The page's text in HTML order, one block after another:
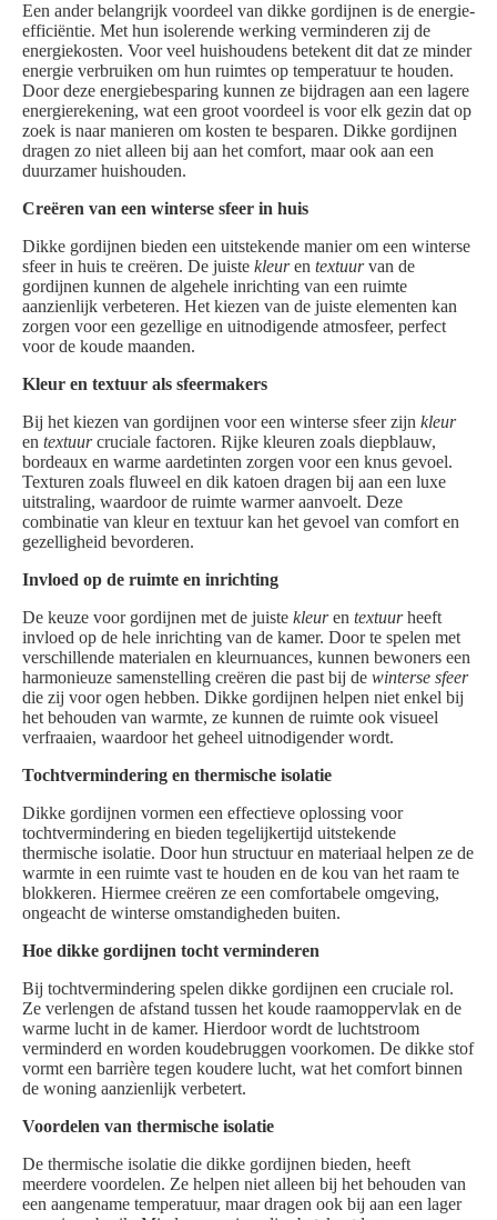
Een ander belangrijk voordeel van dikke gordijnen is de energie-
efficiëntie. Met hun isolerende werking verminderen zij de
energiekosten. Voor veel huishoudens betekent dit dat ze minder
energie verbruiken om hun ruimtes op temperatuur te houden.
Door deze energiebesparing kunnen ze bijdragen aan een lagere
energierekening, wat een groot voordeel is voor elk gezin dat op
zoek is naar manieren om kosten te besparen. Dikke gordijnen
dragen zo niet alleen bij aan het comfort, maar ook aan een
duurzamer huishouden.
Creëren van een winterse sfeer in huis
Dikke gordijnen bieden een uitstekende manier om een winterse
sfeer in huis te creëren. De juiste kleuren textuurvan de
gordijnen kunnen de algehele inrichting van een ruimte
aanzienlijk verbeteren. Het kiezen van de juiste elementen kan
zorgen voor een gezellige en uitnodigende atmosfeer, perfect
voor de koude maanden.
Kleur en textuur als sfeermakers
Bij het kiezen van gordijnen voor een winterse sfeer zijn kleur
en textuurcruciale factoren. Rijke kleuren zoals diepblauw,
bordeaux en warme aardetinten zorgen voor een knus gevoel.
Texturen zoals fluweel en dik katoen dragen bij aan een luxe
uitstraling, waardoor de ruimte warmer aanvoelt. Deze
combinatie van kleur en textuur kan het gevoel van comfort en
gezelligheid bevorderen.
Invloed op de ruimte en inrichting
De keuze voor gordijnen met de juiste kleuren textuurheeft
invloed op de hele inrichting van de kamer. Door te spelen met
verschillende materialen en kleurnuances, kunnen bewoners een
harmonieuze samenstelling creëren die past bij de winterse sfeer
die zij voor ogen hebben. Dikke gordijnen helpen niet enkel bij
het behouden van warmte, ze kunnen de ruimte ook visueel
verfraaien, waardoor het geheel uitnodigender wordt.
Tochtvermindering en thermische isolatie
Dikke gordijnen vormen een effectieve oplossing voor
tochtvermindering en bieden tegelijkertijd uitstekende
thermische isolatie. Door hun structuur en materiaal helpen ze de
warmte in een ruimte vast te houden en de kou van het raam te
blokkeren. Hiermee creëren ze een comfortabele omgeving,
ongeacht de winterse omstandigheden buiten.
Hoe dikke gordijnen tocht verminderen
Bij tochtvermindering spelen dikke gordijnen een cruciale rol.
Ze verlengen de afstand tussen het koude raamoppervlak en de
warme lucht in de kamer. Hierdoor wordt de luchtstroom
verminderd en worden koudebruggen voorkomen. De dikke stof
vormt een barrière tegen koudere lucht, wat het comfort binnen
de woning aanzienlijk verbetert.
Voordelen van thermische isolatie
De thermische isolatie die dikke gordijnen bieden, heeft
meerdere voordelen. Ze helpen niet alleen bij het behouden van
een aangename temperatuur, maar dragen ook bij aan een lager